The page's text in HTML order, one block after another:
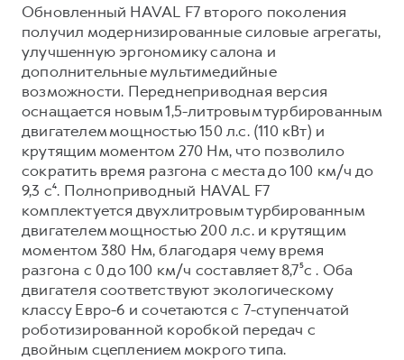
Обновленный HAVAL F7 второго поколения
получил модернизированные силовые агрегаты,
улучшенную эргономику салона и
дополнительные мультимедийные
возможности. Переднеприводная версия
оснащается новым 1,5-литровым турбированным
двигателем мощностью 150 л.с. (110 кВт) и
крутящим моментом 270 Нм, что позволило
сократить время разгона с места до 100 км/ч до
9,3 с⁴. Полноприводный HAVAL F7
комплектуется двухлитровым турбированным
двигателем мощностью 200 л.с. и крутящим
моментом 380 Нм, благодаря чему время
разгона с 0 до 100 км/ч составляет 8,7⁵с . Оба
двигателя соответствуют экологическому
классу Евро-6 и сочетаются с 7-ступенчатой
роботизированной коробкой передач с
двойным сцеплением мокрого типа.